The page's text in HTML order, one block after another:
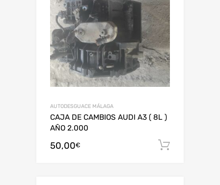
AUTODESGUACE MÁLAGA
CAJA DE CAMBIOS AUDI A3 ( 8L )
AÑO 2.000
50,00€